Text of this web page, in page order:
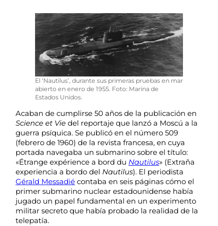
El ‘Nautilus’, durante sus primeras pruebas en mar
abierto en enero de 1955. Foto: Marina de
Estados Unidos.
Acaban de cumplirse 50 años de la publicación en
Science et Vie del reportaje que lanzó a Moscú a la
guerra psíquica. Se publicó en el número 509
(febrero de 1960) de la revista francesa, en cuya
portada navegaba un submarino sobre el título:
«Étrange expérience a bord du Nautilus» (Extraña
experiencia a bordo del Nautilus). El periodista
Gérald Messadié contaba en seis páginas cómo el
primer submarino nuclear estadounidense había
jugado un papel fundamental en un experimento
militar secreto que había probado la realidad de la
telepatía.